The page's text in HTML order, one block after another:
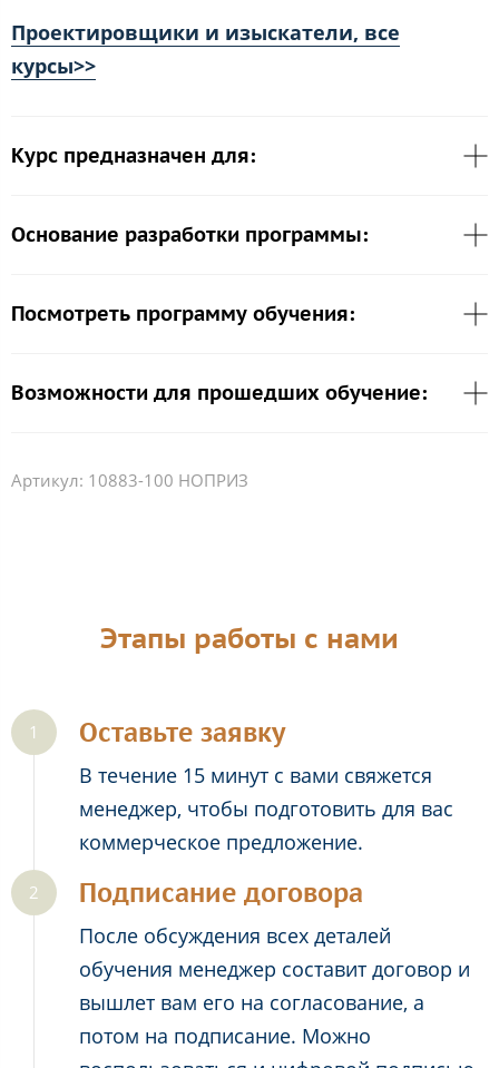
Проектировщики и изыскатели, все
курсы>>
Курс предназначен для:
Основание разработки программы:
Посмотреть программу обучения:
Возможности для прошедших обучение:
Артикул: 10883-100 НОПРИЗ
Этапы работы с нами
Оставьте заявку
В течение 15 минут с вами свяжется
менеджер, чтобы подготовить для вас
коммерческое предложение.
Подписание договора
После обсуждения всех деталей
обучения менеджер составит договор и
вышлет вам его на согласование, а
потом на подписание. Можно